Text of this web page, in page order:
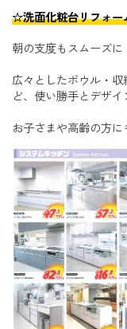
☆洗面化粧台リフォー
朝の支度もスムーズに
広々としたボウル・
ど、使い勝手とデザ
お子さまや高齢の方に